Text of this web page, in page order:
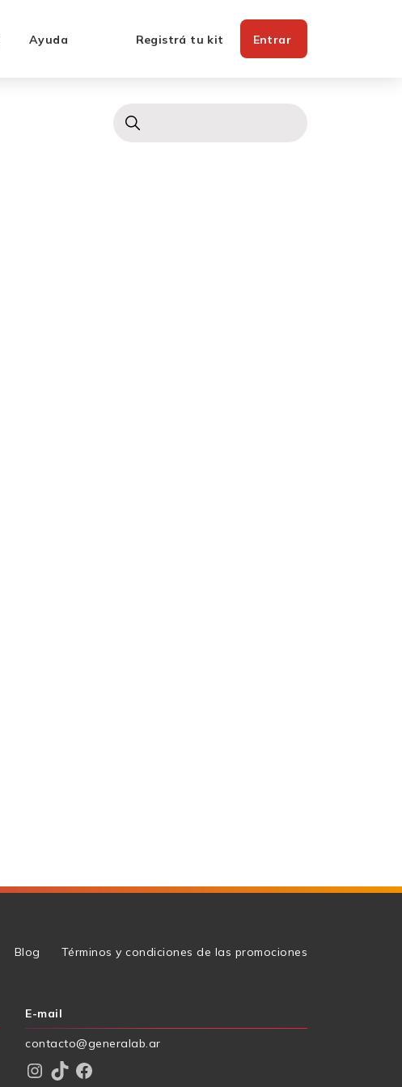
Ayuda Registrá tu kit Entrar
Blog Términos y condiciones de las promociones
E-mail
contacto@generalab.ar
Instagram TikTok Facebook